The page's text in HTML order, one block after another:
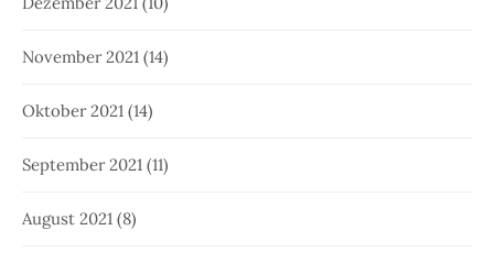
November 2021 (14)
Oktober 2021 (14)
September 2021 (11)
August 2021 (8)